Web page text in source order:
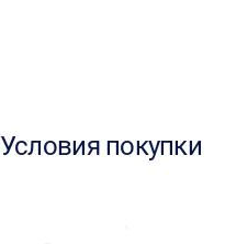
Условия покупки